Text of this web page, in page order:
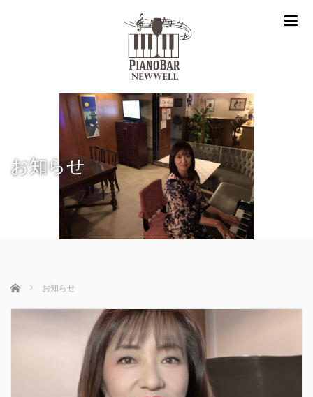
お知らせ
ホーム お知らせ